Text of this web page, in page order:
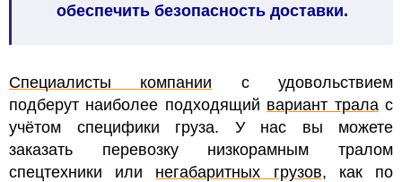
обеспечить безопасность доставки.
Специалисты компании с удовольствием
подберут наиболее подходящий вариант тралас
учётом специфики груза. У нас вы можете
заказать перевозку низкорамным тралом
спецтехники или негабаритных грузов, как по